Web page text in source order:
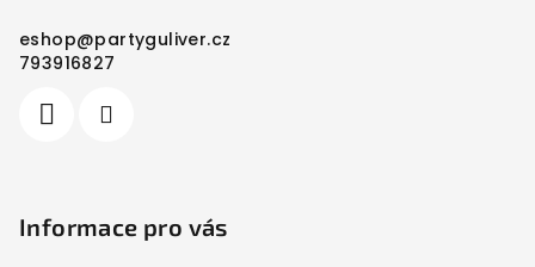
eshop@partyguliver.cz
793916827
Informace pro vás